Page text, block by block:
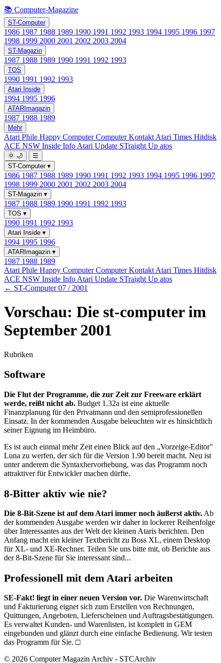
📚 Computer-Magazine
ST-Computer
1986 1987 1988 1989 1990 1991 1992 1993 1994 1995 1996 1997
1998 1999 2000 2001 2002 2003 2004
ST-Magazin
1987 1988 1989 1990 1991 1992 1993
TOS
1990 1991 1992 1993
Atari Inside
1994 1995 1996
ATARImagazin
1987 1988 1989
Mehr
Atari Phile Happy ComputerComputer Kontakt Atari Times Hitdisk
ACE NSW Inside Info Atari Update STraight Up atos
🌞 🌙
☰
ST-Computer ▾
1986 1987 1988 1989 1990 1991 1992 1993 1994 1995 1996 1997
1998 1999 2000 2001 2002 2003 2004
ST-Magazin ▾
1987 1988 1989 1990 1991 1992 1993
TOS ▾
1990 1991 1992 1993
Atari Inside ▾
1994 1995 1996
ATARImagazin ▾
1987 1988 1989
Atari Phile Happy ComputerComputer Kontakt Atari Times Hitdisk
ACE NSW Inside Info Atari Update STraight Up atos
← ST-Computer 07 / 2001
Vorschau: Die st-computer im
September 2001
Rubriken
Software
Die Flut der Programme, die zur Zeit zur Freeware erklärt
werde, reißt nicht ab. Budget 1.32a ist eine aktuelle
Finanzplanung für den Privatmann und den semiprofessionellen
Einsatz. In der kommenden Ausgabe beleuchten wir es hinsichtlich
seiner Eignung im Heimbüro.
Es ist auch einmal mehr Zeit einen Blick auf den „Vorzeige-Editor"
Luna zu werfen, der sich für die Version 1.90 bereit macht. Neu ist
unter anderem die Syntaxhervorhebung, was das Programm noch
attraktiver für Entwickler machen dürfte.
8-Bitter aktiv wie nie?
Die 8-Bit-Szene ist auf dem Atari immer noch äußerst aktiv. Ab
der kommenden Ausgabe werden wir daher in lockerer Reihenfolge
über Interessantes aus der Welt der kleinen Ataris berichten. Den
Anfang macht ein kleiner Textbericht zu Boss XL, einem Desktop
für XL- und XE-Rechner. Teilen Sie uns bitte mit, ob Berichte aus
der 8-Bit-Szene für Sie interessant sind...
Professionell mit dem Atari arbeiten
SE-Fakt! liegt in einer neuen Version vor. Die Warenwirtschaft
und Fakturierung eignet sich zum Erstellen von Rechnungen,
Quittungen, Angeboten, Lieferscheinen und Auftragsbestätigungen.
Es verwaltet Kunden- und Warenlisten, ist komplett in GEM
eingebunden und glänzt durch eine einfache Bedienung. Wir testen
das Programm für Sie. □
© 2026 Computer Magazin Archiv - STCArchiv